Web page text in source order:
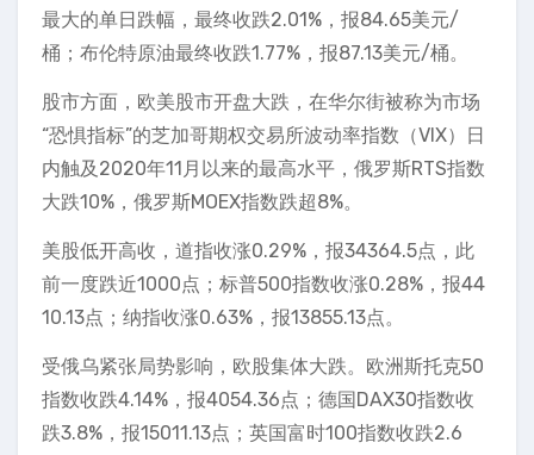
最大的单日跌幅，最终收跌2.01%，报84.65美元/
桶；布伦特原油最终收跌1.77%，报87.13美元/桶。
股市方面，欧美股市开盘大跌，在华尔街被称为市场
“恐惧指标”的芝加哥期权交易所波动率指数（VIX）日
内触及2020年11月以来的最高水平，俄罗斯RTS指数
大跌10%，俄罗斯MOEX指数跌超8%。
美股低开高收，道指收涨0.29%，报34364.5点，此
前一度跌近1000点；标普500指数收涨0.28%，报44
10.13点；纳指收涨0.63%，报13855.13点。
受俄乌紧张局势影响，欧股集体大跌。欧洲斯托克50
指数收跌4.14%，报4054.36点；德国DAX30指数收
跌3.8%，报15011.13点；英国富时100指数收跌2.6